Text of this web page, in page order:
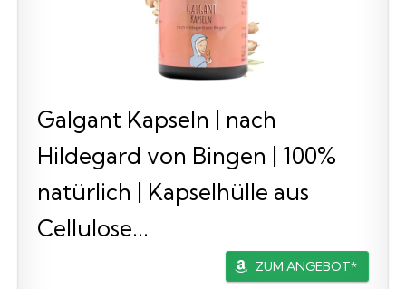
Galgant Kapseln | nach
Hildegard von Bingen | 100%
natürlich | Kapselhülle aus
Cellulose...
ZUM ANGEBOT*